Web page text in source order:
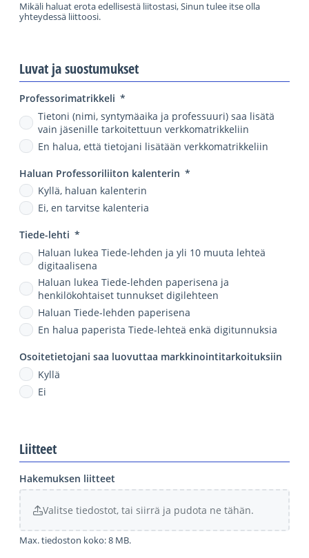
Mikäli haluat erota edellisestä liitostasi, Sinun tulee itse olla
yhteydessä liittoosi.
Luvat ja suostumukset
Professorimatrikkeli *
Tietoni (nimi, syntymäaika ja professuuri) saa lisätä
vain jäsenille tarkoitettuun verkkomatrikkeliin
En halua, että tietojani lisätään verkkomatrikkeliin
Haluan Professoriliiton kalenterin *
Kyllä, haluan kalenterin
Ei, en tarvitse kalenteria
Tiede-lehti *
Haluan lukea Tiede-lehden ja yli 10 muuta lehteä
digitaalisena
Haluan lukea Tiede-lehden paperisena ja
henkilökohtaiset tunnukset digilehteen
Haluan Tiede-lehden paperisena
En halua paperista Tiede-lehteä enkä digitunnuksia
Osoitetietojani saa luovuttaa markkinointitarkoituksiin
Kyllä
Ei
Liitteet
Hakemuksen liitteet
Valitse tiedostot, tai siirrä ja pudota ne tähän.
Max. tiedoston koko: 8 MB.